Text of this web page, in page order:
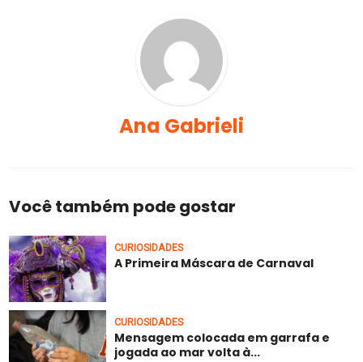
Ana Gabrieli
Você também pode gostar
CURIOSIDADES
A Primeira Máscara de Carnaval
CURIOSIDADES
Mensagem colocada em garrafa e
jogada ao mar volta à...